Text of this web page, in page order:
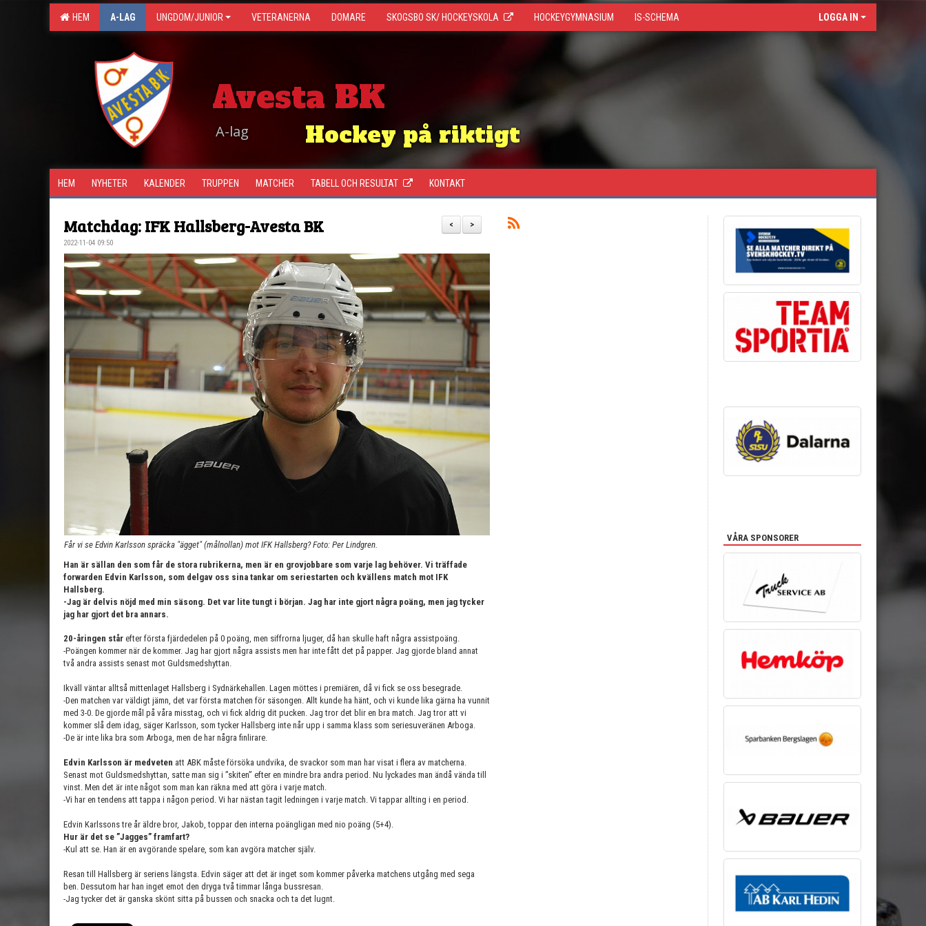
HEM A-LAG UNGDOM/JUNIOR VETERANERNA DOMARE SKOGSBO SK/ HOCKEYSKOLA HOCKEYGYMNASIUM IS-SCHEMA LOGGA IN
Avesta BK
Hockey på riktigt
A-lag
HEM NYHETER KALENDER TRUPPEN MATCHER TABELL OCH RESULTAT KONTAKT
>
<
Matchdag: IFK Hallsberg-Avesta BK
2022-11-04 09:50
Får vi se Edvin Karlsson spräcka "ägget" (målnollan) mot IFK Hallsberg? Foto: Per Lindgren.
Han är sällan den som får de stora rubrikerna, men är en grovjobbare som varje lag behöver. Vi träffade
forwarden Edvin Karlsson, som delgav oss sina tankar om seriestarten och kvällens match mot IFK
Hallsberg.
-Jag är delvis nöjd med min säsong. Det var lite tungt i början. Jag har inte gjort några poäng, men jag tycker
jag har gjort det bra annars.
20-åringen står efter första fjärdedelen på 0 poäng, men siffrorna ljuger, då han skulle haft några assistpoäng.
-Poängen kommer när de kommer. Jag har gjort några assists men har inte fått det på papper. Jag gjorde bland annat
två andra assists senast mot Guldsmedshyttan.
Ikväll väntar alltså mittenlaget Hallsberg i Sydnärkehallen. Lagen möttes i premiären, då vi fick se oss besegrade.
-Den matchen var väldigt jämn, det var första matchen för säsongen. Allt kunde ha hänt, och vi kunde lika gärna ha vunnit
med 3-0. De gjorde mål på våra misstag, och vi fick aldrig dit pucken. Jag tror det blir en bra match. Jag tror att vi
kommer slå dem idag, säger Karlsson, som tycker Hallsberg inte når upp i samma klass som seriesuveränen Arboga.
-De är inte lika bra som Arboga, men de har några finlirare.
Edvin Karlsson är medveten att ABK måste försöka undvika, de svackor som man har visat i flera av matcherna.
Senast mot Guldsmedshyttan, satte man sig i ”skiten” efter en mindre bra andra period. Nu lyckades man ändå vända till
vinst. Men det är inte något som man kan räkna med att göra i varje match.
-Vi har en tendens att tappa i någon period. Vi har nästan tagit ledningen i varje match. Vi tappar allting i en period.
Edvin Karlssons tre år äldre bror, Jakob, toppar den interna poängligan med nio poäng (5+4).
Hur är det se ”Jagges” framfart?
-Kul att se. Han är en avgörande spelare, som kan avgöra matcher själv.
Resan till Hallsberg är seriens längsta. Edvin säger att det är inget som kommer påverka matchens utgång med sega
ben. Dessutom har han inget emot den dryga två timmar långa bussresan.
-Jag tycker det är ganska skönt sitta på bussen och snacka och ta det lugnt.
VÅRA SPONSORER